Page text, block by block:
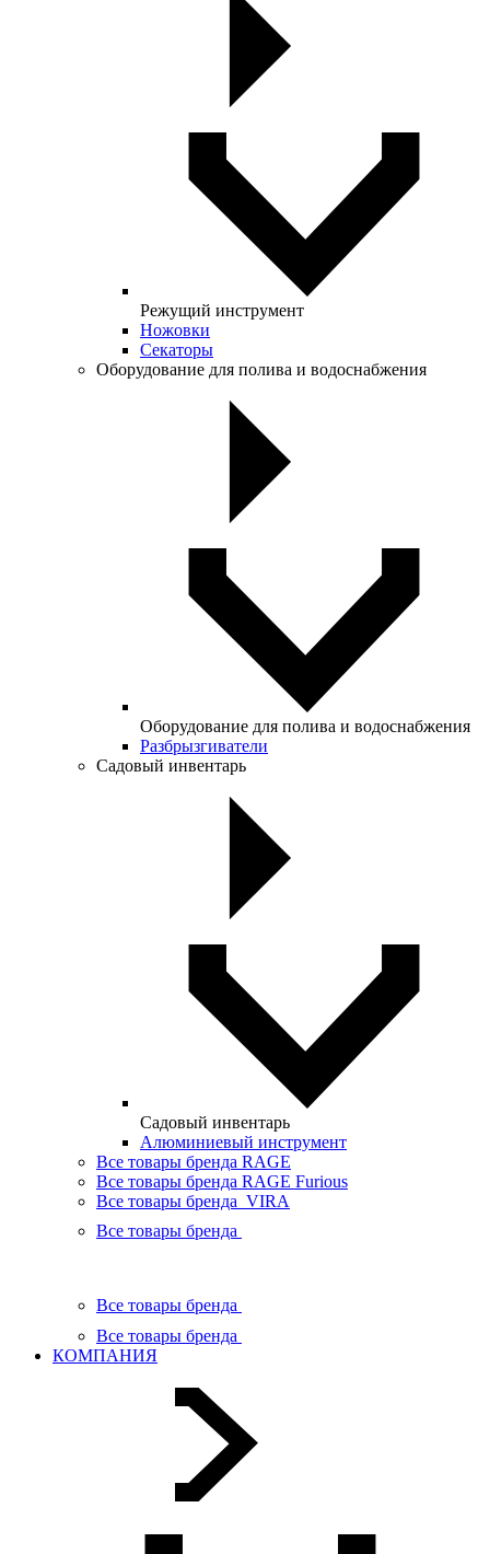
Режущий инструмент
Ножовки
Секаторы
Оборудование для полива и водоснабжения
Оборудование для полива и водоснабжения
Разбрызгиватели
Садовый инвентарь
Садовый инвентарь
Алюминиевый инструмент
Все товары бренда RAGE
Все товары бренда RAGE Furious
Все товары бренда VIRA
Все товары бренда
Все товары бренда
Все товары бренда
КОМПАНИЯ